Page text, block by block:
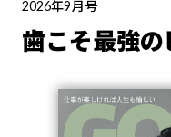
2026年9月号
歯こそ最強